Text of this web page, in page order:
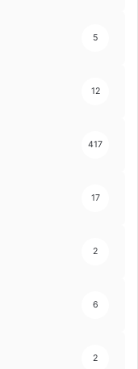
5
12
417
17
2
6
2